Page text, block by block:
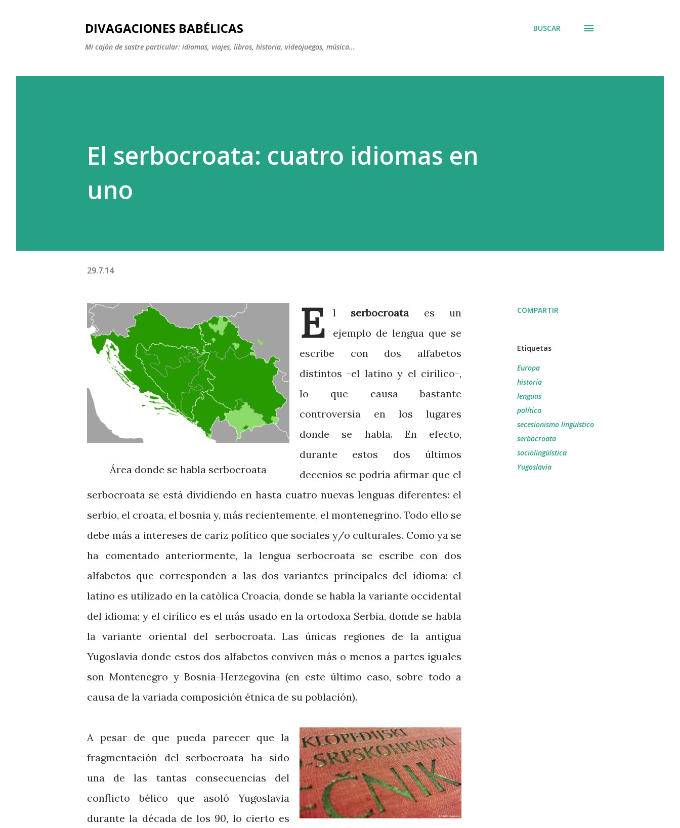
DIVAGACIONES BABÉLICAS
Mi cajón de sastre particular: idiomas, viajes, libros, historia, videojuegos, música...
BUSCAR
El serbocroata: cuatro idiomas en
uno
29.7.14
Área donde se habla serbocroata
E l serbocroata es un
ejemplo de lengua que se
escribe con dos alfabetos
distintos -el latino y el cirílico-,
lo que causa bastante
controversia en los lugares
donde se habla. En efecto,
durante estos dos últimos
decenios se podría afirmar que el
serbocroata se está dividiendo en hasta cuatro nuevas lenguas diferentes: el
serbio, el croata, el bosnia y, más recientemente, el montenegrino. Todo ello se
debe más a intereses de cariz político que sociales y/o culturales. Como ya se
ha comentado anteriormente, la lengua serbocroata se escribe con dos
alfabetos que corresponden a las dos variantes principales del idioma: el
latino es utilizado en la catòlica Croacia, donde se habla la variante occidental
del idioma; y el cirílico es el más usado en la ortodoxa Serbia, donde se habla
la variante oriental del serbocroata. Las únicas regiones de la antigua
Yugoslavia donde estos dos alfabetos conviven más o menos a partes iguales
son Montenegro y Bosnia-Herzegovina (en este último caso, sobre todo a
causa de la variada composición étnica de su población).
A pesar de que pueda parecer que la
fragmentación del serbocroata ha sido
una de las tantas consecuencias del
conflicto bélico que asoló Yugoslavia
durante la década de los 90, lo cierto es
COMPARTIR
Etiquetas
Europa
historia
lenguas
política
secesionismo lingüístico
serbocroata
sociolingüística
Yugoslavia